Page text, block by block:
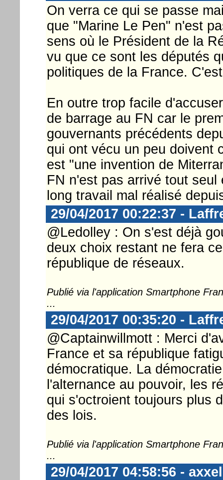
On verra ce qui se passe
que "Marine Le Pen" n'est
sens où le Président de la
vu que ce sont les députés
politiques de la France.
En outre trop facile
de barrage au FN car le
gouvernants précédents
qui ont vécu un peu doivent
est "une invention de
FN n'est pas arrivé tout
long travail mal réalisé
29/04/2017 00:22:37 -
@Ledolley : On s'est déjà
deux choix restant ne fera
république de réseaux.
Publié via l'application Smartphone
...
29/04/2017 00:35:20 -
@Captainwillmott : Merci
France et sa république
démocratique. La
l'alternance au pouvoir, les
qui s'octroient toujours plus
des lois.
Publié via l'application Smartphone
...
29/04/2017 04:58:56 - axxel